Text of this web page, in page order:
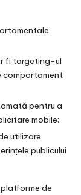
fi targeting-ul
pentru a
mobile;
utilizare
publicului
de